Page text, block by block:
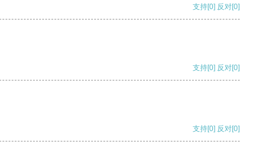
支持[0] 反对[0]
支持[0] 反对[0]
支持[0] 反对[0]